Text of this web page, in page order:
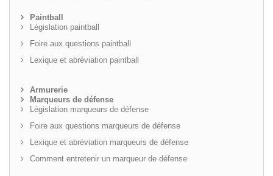
Paintball
Législation paintball
Foire aux questions paintball
Lexique et abréviation paintball
Armurerie
Marqueurs de défense
Législation marqueurs de défense
Foire aux questions marqueurs de défense
Lexique et abréviation marqueurs de défense
Comment entretenir un marqueur de défense